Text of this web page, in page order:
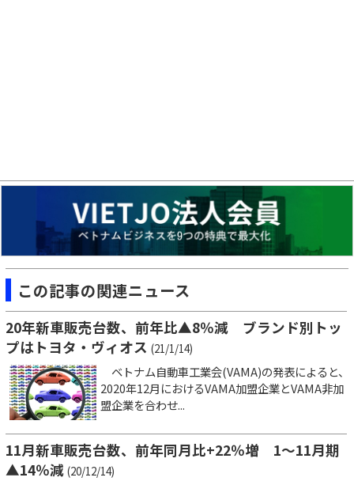
この記事の関連ニュース
20年新車販売台数、前年比▲8％減 ブランド別トッ
プはトヨタ・ヴィオス (21/1/14)
ベトナム自動車工業会(VAMA)の発表によると、
2020年12月におけるVAMA加盟企業とVAMA非加
盟企業を合わせ...
11月新車販売台数、前年同月比+22％増 1～11月期
▲14％減 (20/12/14)